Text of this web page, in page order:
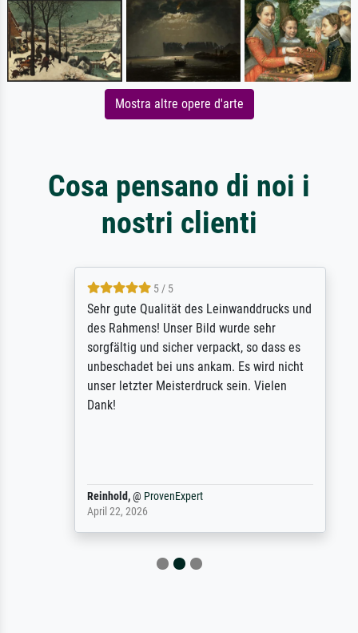
Mostra altre opere d'arte
Cosa pensano di noi i
nostri clienti
5 / 5
Sehr gute Qualität des Leinwanddrucks und
des Rahmens! Unser Bild wurde sehr
sorgfältig und sicher verpackt, so dass es
unbeschadet bei uns ankam. Es wird nicht
unser letzter Meisterdruck sein. Vielen
Dank!
Reinhold,@ProvenExpert
April 22, 2026